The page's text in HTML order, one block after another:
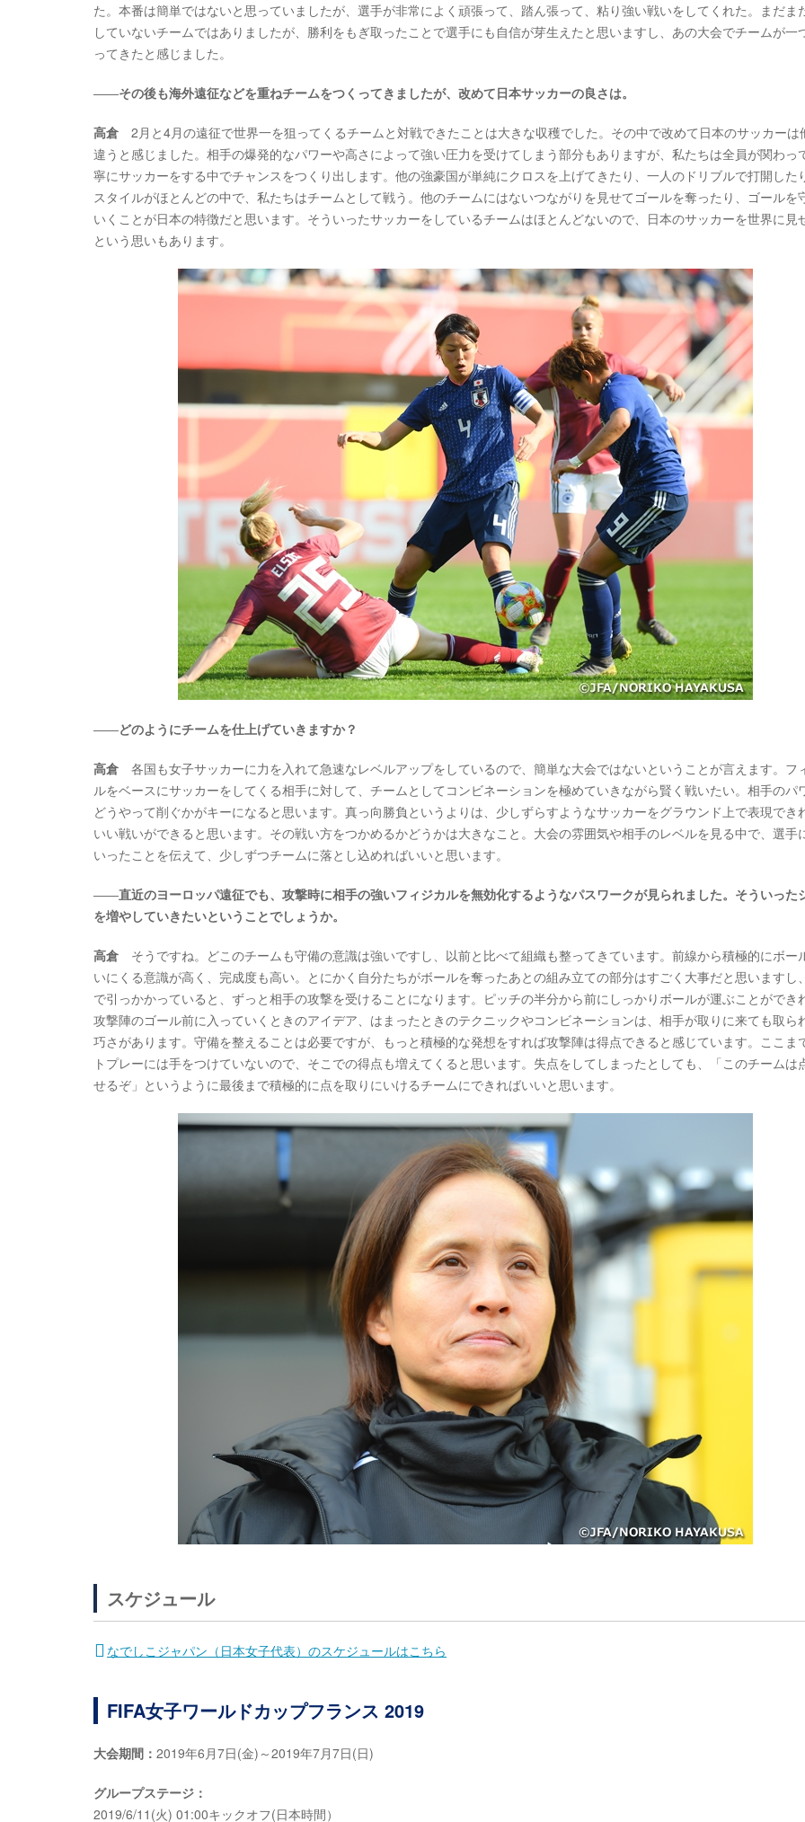
た。本番は簡単ではないと思っていましたが、選手が非常によく頑張って、踏ん張って、粘り強い戦いをしてくれた。まだま
していないチームではありましたが、勝利をもぎ取ったことで選手にも自信が芽生えたと思いますし、あの大会でチームが一
ってきたと感じました。
――その後も海外遠征などを重ねチームをつくってきましたが、改めて日本サッカーの良さは。
高倉 2月と4月の遠征で世界一を狙ってくるチームと対戦できたことは大きな収穫でした。その中で改めて日本のサッカーは
違うと感じました。相手の爆発的なパワーや高さによって強い圧力を受けてしまう部分もありますが、私たちは全員が関わっ
寧にサッカーをする中でチャンスをつくり出します。他の強豪国が単純にクロスを上げてきたり、一人のドリブルで打開した
スタイルがほとんどの中で、私たちはチームとして戦う。他のチームにはないつながりを見せてゴールを奪ったり、ゴールを
いくことが日本の特徴だと思います。そういったサッカーをしているチームはほとんどないので、日本のサッカーを世界に見
という思いもあります。
――どのようにチームを仕上げていきますか？
高倉 各国も女子サッカーに力を入れて急速なレベルアップをしているので、簡単な大会ではないということが言えます。フ
ルをベースにサッカーをしてくる相手に対して、チームとしてコンビネーションを極めていきながら賢く戦いたい。相手のパ
どうやって削ぐかがキーになると思います。真っ向勝負というよりは、少しずらすようなサッカーをグラウンド上で表現でき
いい戦いができると思います。その戦い方をつかめるかどうかは大きなこと。大会の雰囲気や相手のレベルを見る中で、選手
いったことを伝えて、少しずつチームに落とし込めればいいと思います。
――直近のヨーロッパ遠征でも、攻撃時に相手の強いフィジカルを無効化するようなパスワークが見られました。そういった
を増やしていきたいということでしょうか。
高倉 そうですね。どこのチームも守備の意識は強いですし、以前と比べて組織も整ってきています。前線から積極的にボー
いにくる意識が高く、完成度も高い。とにかく自分たちがボールを奪ったあとの組み立ての部分はすごく大事だと思いますし
で引っかかっていると、ずっと相手の攻撃を受けることになります。ピッチの半分から前にしっかりボールが運ぶことができ
攻撃陣のゴール前に入っていくときのアイデア、はまったときのテクニックやコンビネーションは、相手が取りに来ても取ら
巧さがあります。守備を整えることは必要ですが、もっと積極的な発想をすれば攻撃陣は得点できると感じています。ここま
トプレーには手をつけていないので、そこでの得点も増えてくると思います。失点をしてしまったとしても、「このチームは
せるぞ」というように最後まで積極的に点を取りにいけるチームにできればいいと思います。
スケジュール
なでしこジャパン（日本女子代表）のスケジュールはこちら
FIFA女子ワールドカップフランス 2019
大会期間： 2019年6月7日(金)～2019年7月7日(日)
グループステージ：
2019/6/11(火) 01:00キックオフ(日本時間）